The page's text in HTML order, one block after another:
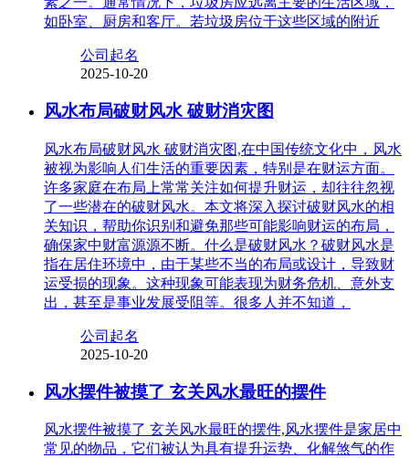
如卧室、厨房和客厅。若垃圾房位于这些区域的附近
公司起名
2025-10-20
风水布局破财风水 破财消灾图
风水布局破财风水 破财消灾图,在中国传统文化中，风水
被视为影响人们生活的重要因素，特别是在财运方面。
许多家庭在布局上常常关注如何提升财运，却往往忽视
了一些潜在的破财风水。本文将深入探讨破财风水的相
关知识，帮助你识别和避免那些可能影响财运的布局，
确保家中财富源源不断。什么是破财风水？破财风水是
指在居住环境中，由于某些不当的布局或设计，导致财
运受损的现象。这种现象可能表现为财务危机、意外支
出，甚至是事业发展受阻等。很多人并不知道，
公司起名
2025-10-20
风水摆件被摸了 玄关风水最旺的摆件
风水摆件被摸了 玄关风水最旺的摆件,风水摆件是家居中
常见的物品，它们被认为具有提升运势、化解煞气的作